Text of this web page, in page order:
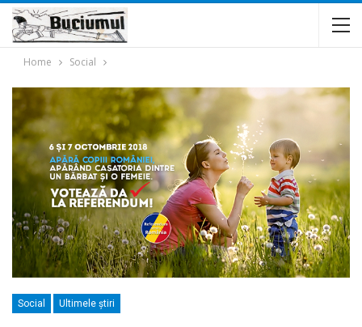
Home Social
Social Ultimele ştiri